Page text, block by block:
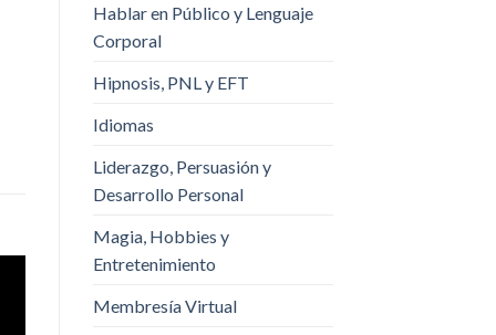
Hablar en Público y Lenguaje
Corporal
Hipnosis, PNL y EFT
Idiomas
Liderazgo, Persuasión y
Desarrollo Personal
Magia, Hobbies y
Entretenimiento
Membresía Virtual